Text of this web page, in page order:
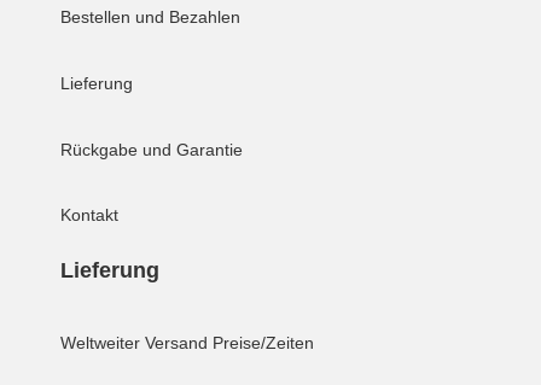
Bestellen und Bezahlen
Lieferung
Rückgabe und Garantie
Kontakt
Lieferung
Weltweiter Versand Preise/Zeiten